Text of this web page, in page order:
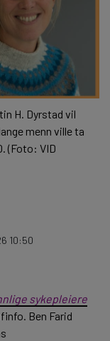
H. Dyrstad vil
menn ville ta
(Foto: VID
10:50
sykepleiere
Ben Farid